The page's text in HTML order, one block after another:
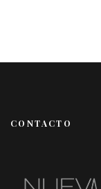
CONTACTO